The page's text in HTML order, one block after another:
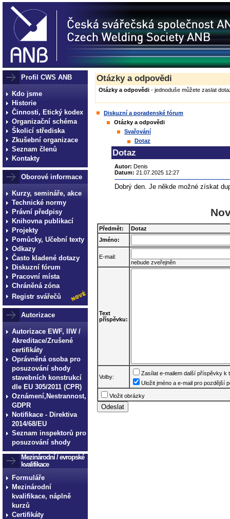
Profil CWS ANB
Kdo jsme
Historie
Činnosti, Etický kodex
Organizační schéma
Školicí střediska
Zkušební organizace
Seznam členů
Kontakty
Oborové informace
Kurzy, semináře, akce
Technické normy
Právní předpisy
Knihovna publikací
Projekty
Pomůcky, Učební texty
Odkazy
Často kladené dotazy
Diskuzní fórum
Pracovní místa
Chráněná zóna
Registr svářečů
Autorizace
Autorizace EWF, IIW /
Akreditace/Zrušené
certifikáty
Oprávněná osoba pro
posuzování shody
stavebních konstrukcí
dle EU 305/2011 (CPR)
Oznámení,Nestrannost,
GDPR
Notifikace - Direktiva
2014/68/EU
Seznam inspektorů pro
posuzování shody
Mezinárodní / evropské
kvalifikace
Formuláře
Mezinárodní
kvalifikace, náplně
kurzů
Certifikáty
Otázky a odpovědi
Otázky a odpovědi - jednoduše můžete zaslat
Diskuzní a poradenské fórum
Otázky a odpovědi
Svařování
Dotaz
Dotaz
Autor: Denis
Datum: 21.07.2025 12:27
Dobrý den. Je někde možné získat
Předmět:
Dotaz
Jméno:
E-mail:
nebude zveřejněn
Text
příspěvku:
Volby:
Zasílat e-mailem další příspěvky k
Uložit jméno a e-mail pro pozdější
Vložit obrázky